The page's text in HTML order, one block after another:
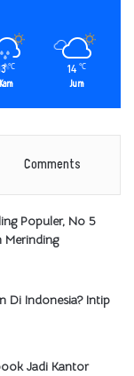
℃
Kam
14℃
Jum
Comments
Populer, No 5
Merinding
Di Indonesia? Intip
Jadi Kantor